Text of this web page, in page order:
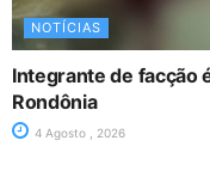
NOTÍCIAS
Integrante de facção
Rondônia
4 Agosto , 2026